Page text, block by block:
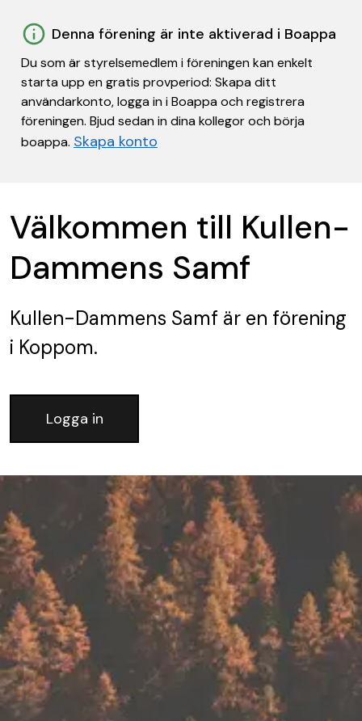
Denna förening är inte aktiverad i Boappa
Du som är styrelsemedlem i föreningen kan enkelt
starta upp en gratis provperiod: Skapa ditt
användarkonto, logga in i Boappa och registrera
föreningen. Bjud sedan in dina kollegor och börja
boappa. Skapa konto
Välkommen till Kullen-
Dammens Samf
Kullen-Dammens Samf är en förening
i Koppom.
Logga in